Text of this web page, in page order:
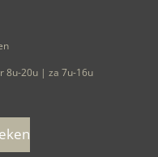
8u-20u | za 7u-16u